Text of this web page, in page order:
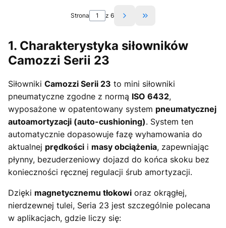
Strona z 6 Przejdź do ostatniej
1. Charakterystyka siłowników
Camozzi Serii 23
Siłowniki Camozzi Serii 23 to mini siłowniki
pneumatyczne zgodne z normą ISO 6432,
wyposażone w opatentowany system pneumatycznej
autoamortyzacji (auto-cushioning). System ten
automatycznie dopasowuje fazę wyhamowania do
aktualnej prędkości i masy obciążenia, zapewniając
płynny, bezuderzeniowy dojazd do końca skoku bez
konieczności ręcznej regulacji śrub amortyzacji.
Dzięki magnetycznemu tłokowi oraz okrągłej,
nierdzewnej tulei, Seria 23 jest szczególnie polecana
w aplikacjach, gdzie liczy się: